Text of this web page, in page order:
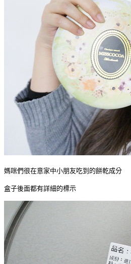
媽咪們很在意家中小朋友吃到的餅乾成分
盒子後面都有詳細的標示